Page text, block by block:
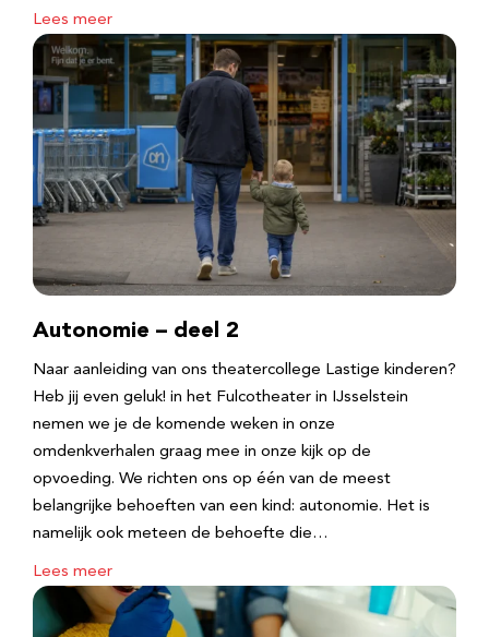
Lees meer
Autonomie – deel 2
Naar aanleiding van ons theatercollege Lastige kinderen?
Heb jij even geluk! in het Fulcotheater in IJsselstein
nemen we je de komende weken in onze
omdenkverhalen graag mee in onze kijk op de
opvoeding. We richten ons op één van de meest
belangrijke behoeften van een kind: autonomie. Het is
namelijk ook meteen de behoefte die…
Lees meer